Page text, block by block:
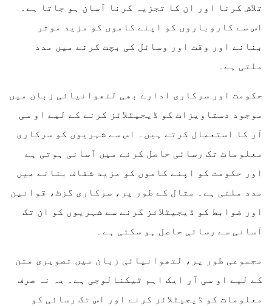
تلاش کرنا اور ان کا تجزیہ کرنا آسان ہو جاتا ہے۔
اس سے کاروباروں کو اپنے کاموں کو مزید موثر
بنانے اور وقت اور وسائل کی بچت کرنے میں مدد
ملتی ہے۔
حکومت اور سرکاری ادارے بھی لتھوانیائی زبان میں
موجود دستاویزات کو ڈیجیٹلائز کرنے کے لیے او سی
آر کا استعمال کرتے ہیں۔ اس سے شہریوں کو سرکاری
معلومات تک رسائی حاصل کرنے میں آسانی ہوتی ہے
اور حکومت کو اپنے کاموں کو مزید شفاف بنانے میں
مدد ملتی ہے۔ مثال کے طور پر، سرکاری گزٹ، قوانین
اور ضوابط کو ڈیجیٹلائز کرنے سے شہریوں کو ان تک
آسانی سے رسائی حاصل ہو سکتی ہے۔
مجموعی طور پر، لتھوانیائی زبان میں تصویری متن
کے لیے او سی آر ایک اہم ٹیکنالوجی ہے۔ یہ نہ صرف
معلومات کو ڈیجیٹلائز کرنے اور اس تک رسائی کو